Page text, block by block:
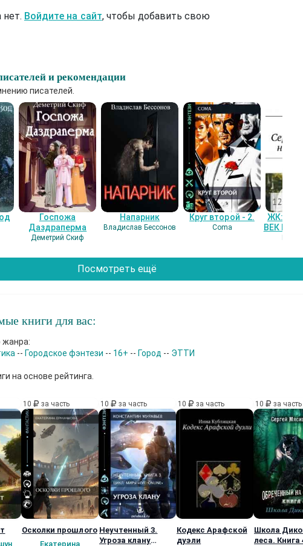
нет. Войдите на сайт, чтобы добавить свою
и рекомендации
писателей.
Госпожа
Даздраперма
Деметрий Скиф
Напарник
Владислав Бессонов
Круг второй - 2.
Coma
ЖК:
ВЕК
Гость-
Посмотреть ещё
книги для вас:
жанра:
-- Городское фэнтези -- 16+ -- Город -- ЭТТИ
на основе рейтинга.
10 за часть
Осколки прошлого
Екатерина
10 за часть
Неучтенный 3.
Угроза клану
10 за часть
Кодекс Арафской
дуэли
10 за часть
Школа
леса. Книга